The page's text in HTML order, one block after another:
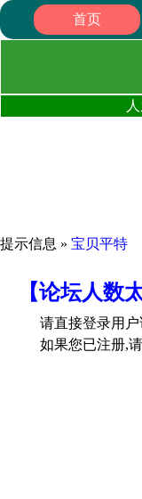
首页
提示信息 » 宝贝平特
【论坛人数
请直接登录用
如果您已注册,